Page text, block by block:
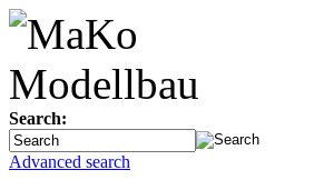
Search:
Advanced search